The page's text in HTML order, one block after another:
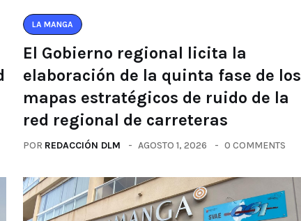
LA MANGA
El Gobierno regional licita la
elaboración de la quinta fase de los
mapas estratégicos de ruido de la
red regional de carreteras
POR REDACCIÓN DLM AGOSTO 1, 2026 0 COMMENTS